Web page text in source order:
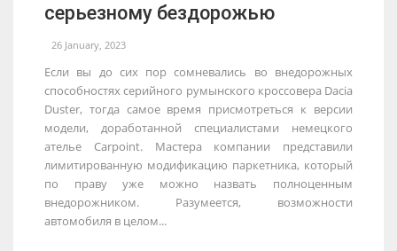
серьезному бездорожью
26 January, 2023
Если вы до сих пор сомневались во внедорожных
способностях серийного румынского кроссовера Dacia
Duster, тогда самое время присмотреться к версии
модели, доработанной специалистами немецкого
ателье Carpoint. Мастера компании представили
лимитированную модификацию паркетника, который
по праву уже можно назвать полноценным
внедорожником. Разумеется, возможности
автомобиля в целом...